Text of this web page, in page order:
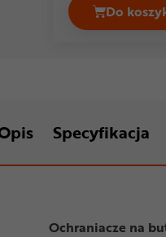
Do
Specyfikacja
Ochraniacze na